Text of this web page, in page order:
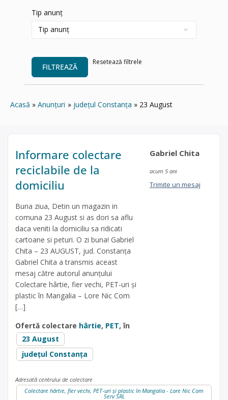
Tip anunț
FILTREAZĂ
Resetează filtrele
Acasă Anunțuri județul Constanța 23 August
Informare colectare
reciclabile de la
domiciliu
Buna ziua, Detin un magazin in
comuna 23 August si as dori sa aflu
daca veniti la domiciliu sa ridicati
cartoane si peturi. O zi buna! Gabriel
Chita – 23 AUGUST, jud. Constanța
Gabriel Chita a transmis aceast
mesaj către autorul anunțului
Colectare hârtie, fier vechi, PET-uri și
plastic în Mangalia – Lore Nic Com
[…]
Ofertă colectare hârtie, PET, în
23 August
județul Constanța
Gabriel Chita
acum 5 ani
Trimite un mesaj
Adresată centrului de colectare
Colectare hârtie, fier vechi, PET-uri și plastic în Mangalia - Lore Nic Com
Serv SRL